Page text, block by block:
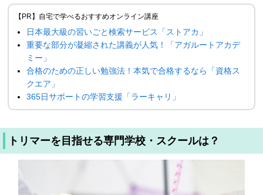
【PR】自宅で学べるおすすめオンライン講座
日本最大級の習いごと検索サービス「ストアカ」
重要な部分が凝縮された講義が人気！「アガルートアカデ
ミー」
合格のための正しい勉強法！本気で合格するなら「資格ス
クエア」
365日サポートの学習支援「ラーキャリ」
トリマーを目指せる専門学校・スクールは？